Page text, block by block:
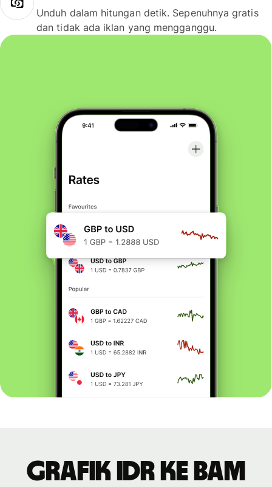
Unduh dalam hitungan detik. Sepenuhnya gratis
dan tidak ada iklan yang mengganggu.
Grafik IDR ke BAM